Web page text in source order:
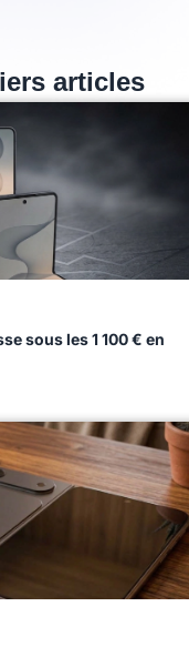
articles
sous les 1 100 € en